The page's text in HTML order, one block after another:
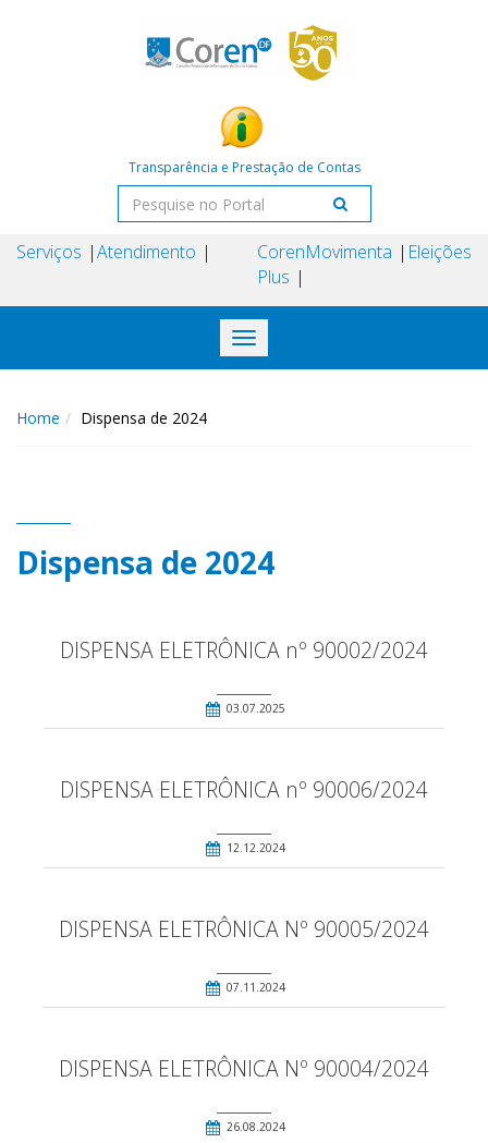
Transparência e Prestação de Contas
Serviços Atendimento
Coren
Plus
Movimenta Eleições
Toggle
navigation
Home Dispensa de 2024
Dispensa de 2024
DISPENSA ELETRÔNICA nº 90002/2024
03.07.2025
DISPENSA ELETRÔNICA nº 90006/2024
12.12.2024
DISPENSA ELETRÔNICA Nº 90005/2024
07.11.2024
DISPENSA ELETRÔNICA Nº 90004/2024
26.08.2024